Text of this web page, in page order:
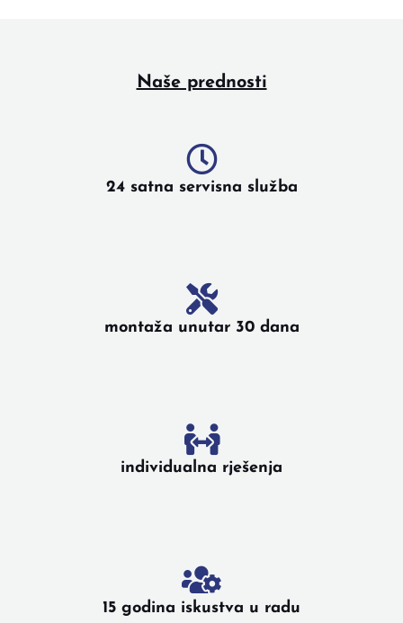
Naše prednosti
24 satna servisna služba
montaža unutar 30 dana
individualna rješenja
15 godina iskustva u radu